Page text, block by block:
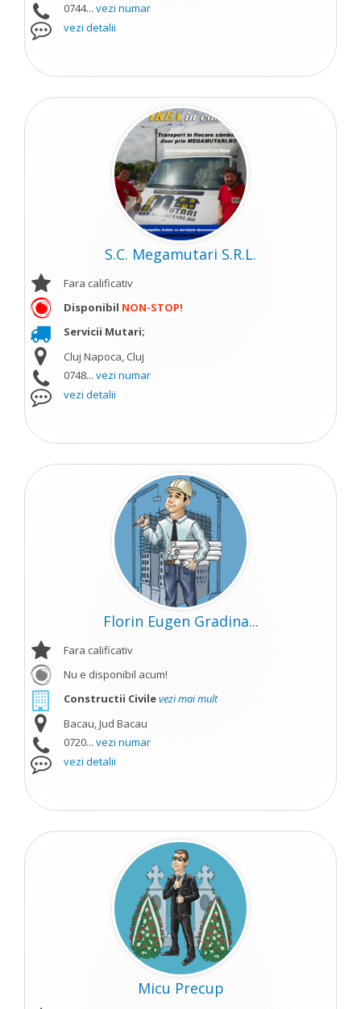
0744... vezi numar
vezi detalii
S.C. Megamutari S.R.L.
Fara calificativ
Disponibil NON-STOP!
Servicii Mutari;
Cluj Napoca, Cluj
0748... vezi numar
vezi detalii
Florin Eugen Gradina...
Fara calificativ
Nu e disponibil acum!
Constructii Civilevezi mai mult
Bacau, Jud Bacau
0720... vezi numar
vezi detalii
Micu Precup